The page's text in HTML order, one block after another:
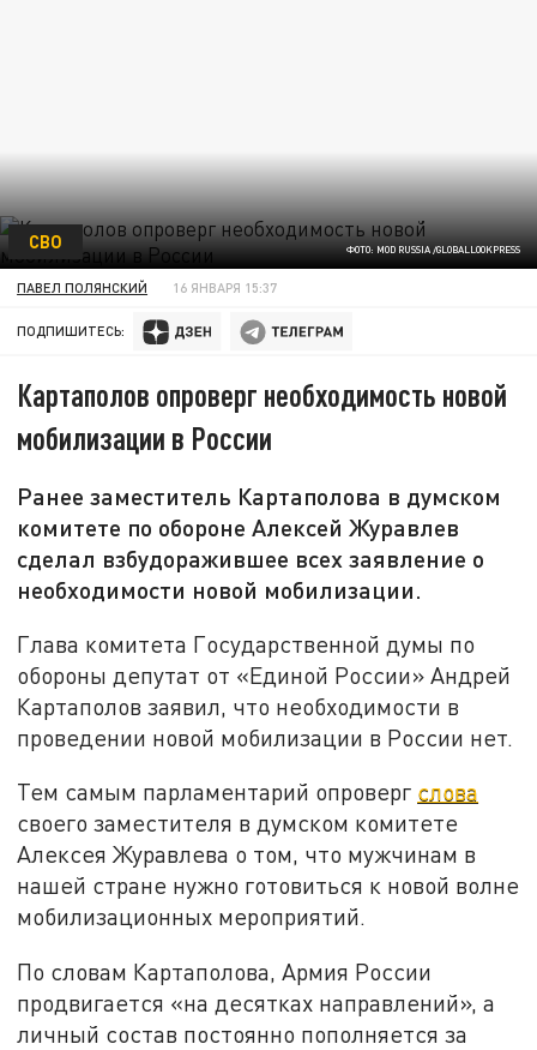
ФОТО: MOD RUSSIA /GLOBALLOOKPRESS
СВО
ПАВЕЛ ПОЛЯНСКИЙ 16 ЯНВАРЯ 15:37
ПОДПИШИТЕСЬ:
Картаполов опроверг необходимость новой
мобилизации в России
Ранее заместитель Картаполова в думском
комитете по обороне Алексей Журавлев
сделал взбудоражившее всех заявление о
необходимости новой мобилизации.
Глава комитета Государственной думы по
обороны депутат от «Единой России» Андрей
Картаполов заявил, что необходимости в
проведении новой мобилизации в России нет.
Тем самым парламентарий опроверг слова
своего заместителя в думском комитете
Алексея Журавлева о том, что мужчинам в
нашей стране нужно готовиться к новой волне
мобилизационных мероприятий.
По словам Картаполова, Армия России
продвигается «на десятках направлений», а
личный состав постоянно пополняется за